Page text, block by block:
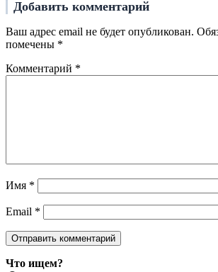
Добавить комментарий
Ваш адрес email не будет опубликован.
помечены *
Комментарий *
Имя *
Email *
Что ищем?